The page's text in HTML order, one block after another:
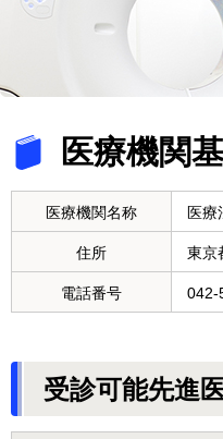
医療機関
医療機関名称 医
住所 東京
電話番号 042-
受診可能先進